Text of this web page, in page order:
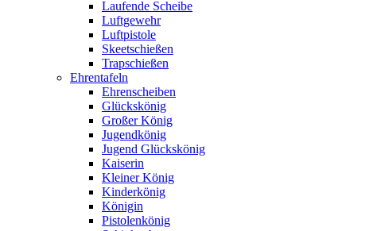
Laufende Scheibe
Luftgewehr
Luftpistole
Skeetschießen
Trapschießen
Ehrentafeln
Ehrenscheiben
Glückskönig
Großer König
Jugendkönig
Jugend Glückskönig
Kaiserin
Kleiner König
Kinderkönig
Königin
Pistolenkönig